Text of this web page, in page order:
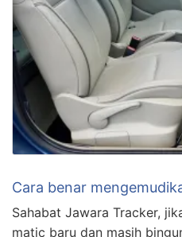
Cara benar
Sahabat Jawara Tracker,
matic baru dan masih